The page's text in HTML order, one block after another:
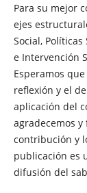
Para su mejor
ejes
Social,
e Intervención
Esperamos
reflexión y el
aplicación del
agradecemos
contribución y
publicación es
difusión del